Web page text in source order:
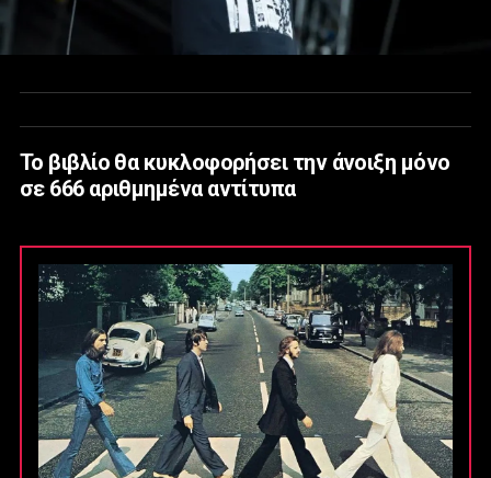
Το βιβλίο θα κυκλοφορήσει την άνοιξη μόνο
σε 666 αριθμημένα αντίτυπα